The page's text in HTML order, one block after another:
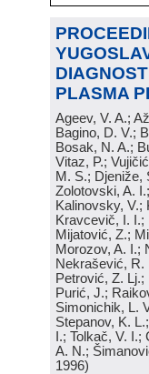
PLASMA
Ageev, V. A.;
Bagino, D. V.;
Bosak, N. A.;
Vitaz, P.;
M. S.; Djeniže,
Zolotovski, A.
Kalinovsky, V.;
Kravcevič, I. I.;
Mijatović, Z.;
Morozov, A. I.;
Nekrašević, R.
Petrović, Z.
Purić, J.;
Simonichik, L.
Stepanov, K.
I.; Tolkač, V.
A. N.;
1996)